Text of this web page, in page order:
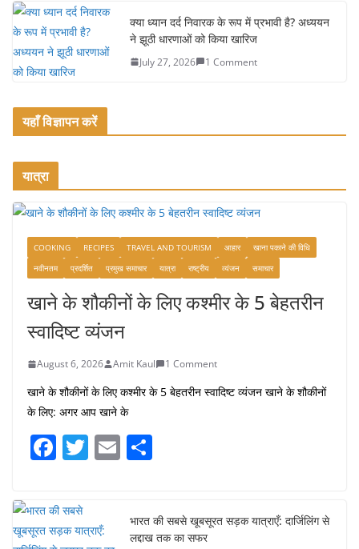
क्या ध्यान दर्द निवारक के रूप में प्रभावी है? अध्ययन
ने झूठी धारणाओं को किया खारिज
July 27, 2026 1 Comment
यहाँ विज्ञापन करें
यात्रा
COOKING RECIPES TRAVEL AND TOURISM आहार
खाना पकाने की विधि
नवीनतम
प्रदर्शित प्रमुख समाचार यात्रा राष्ट्रीय व्यंजन समाचार
खाने के शौकीनों के लिए कश्मीर के 5 बेहतरीन
स्वादिष्ट व्यंजन
August 6, 2026 Amit Kaul 1 Comment
खाने के शौकीनों के लिए कश्मीर के 5 बेहतरीन स्वादिष्ट व्यंजन खाने के शौकीनों
के लिए: अगर आप खाने के
F
c
e
T
er
E
e
भारत की सबसे खूबसूरत सड़क यात्राएँ: दार्जिलिंग से
लद्दाख तक का सफर